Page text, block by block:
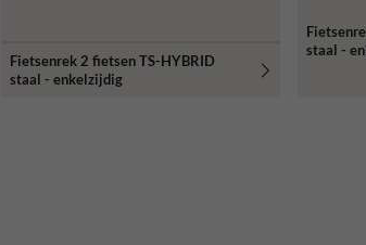
Fietsenrek 2 fietsen TS-HYBRID
staal - enkelzijdig
staal -